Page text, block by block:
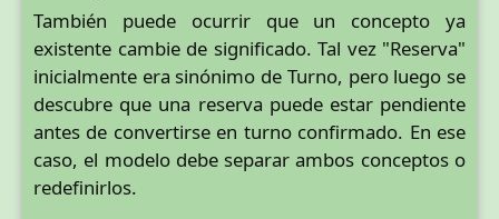
También puede ocurrir que un concepto ya
existente cambie de significado. Tal vez "Reserva"
inicialmente era sinónimo de Turno, pero luego se
descubre que una reserva puede estar pendiente
antes de convertirse en turno confirmado. En ese
caso, el modelo debe separar ambos conceptos o
redefinirlos.